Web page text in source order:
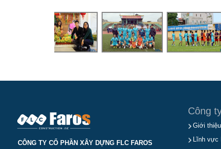
CÔNG TY CỔ PHẦN XÂY DỰNG FLC FAROS
Công
Giới thiệu
Lĩnh vực